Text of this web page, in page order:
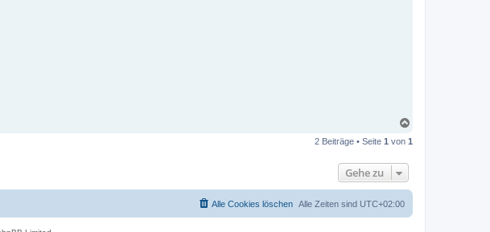
c
2 Beiträge • Seite 1 von 1
Gehe zu
Alle Zeiten sind UTC+02:00
Alle Cookies löschen